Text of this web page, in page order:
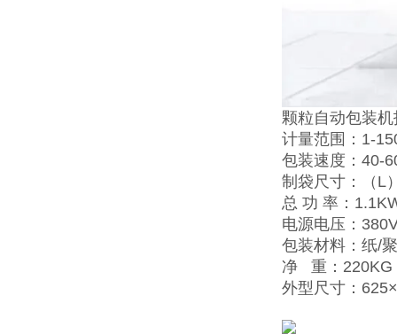
颗粒自动包装
计量范围：1-
包装速度：40-
制袋尺寸：（L
总 功 率：
电源电压：
包装材料：纸/
净 重：220KG
外型尺寸：